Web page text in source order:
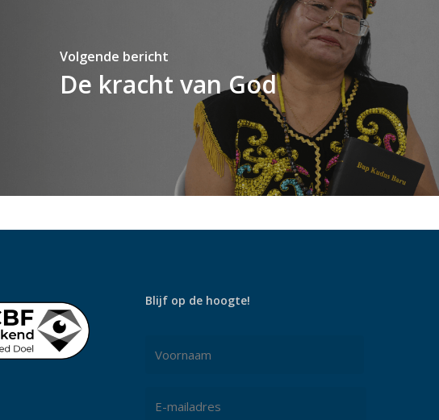
Volgende bericht
De kracht van God
Blijf op de hoogte!